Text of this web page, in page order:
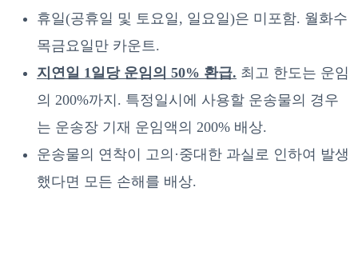
휴일(공휴일 및 토요일, 일요일)은 미포함. 월화수
목금요일만 카운트.
지연일 1일당 운임의 50% 환급. 최고 한도는 운임
의 200%까지. 특정일시에 사용할 운송물의 경우
는 운송장 기재 운임액의 200% 배상.
운송물의 연착이 고의·중대한 과실로 인하여 발생
했다면 모든 손해를 배상.